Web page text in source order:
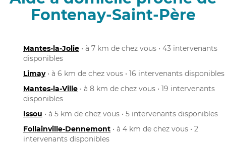
Fontenay-Saint-Père
Mantes-la-Jolie • à 7 km de chez vous • 43 intervenants
disponibles
Limay• à 6 km de chez vous • 16 intervenants disponibles
Mantes-la-Ville • à 8 km de chez vous • 19 intervenants
disponibles
Issou • à 5 km de chez vous • 5 intervenants disponibles
Follainville-Dennemont • à 4 km de chez vous • 2
intervenants disponibles